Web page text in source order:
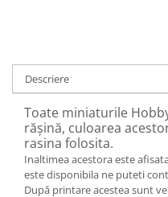
Descriere
Toate miniaturile
rășină, culoarea
rasina folosita.
Inaltimea acestora este
este disponibila ne puteti
După printare acestea sunt